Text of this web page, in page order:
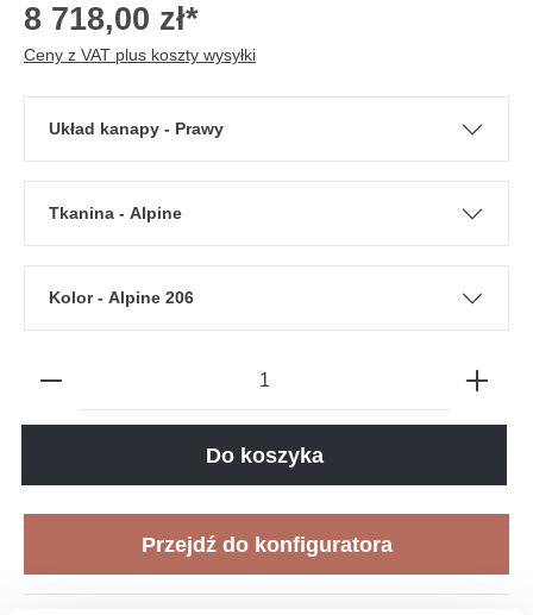
8 718,00 zł*
Ceny z VAT plus koszty wysyłki
Układ kanapy - Prawy
Tkanina - Alpine
Kolor - Alpine 206
Do koszyka
Przejdź do konfiguratora